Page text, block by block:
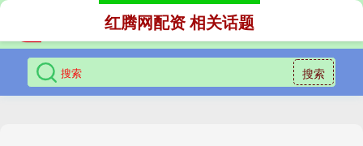
搜索
红腾网配资 相关话题